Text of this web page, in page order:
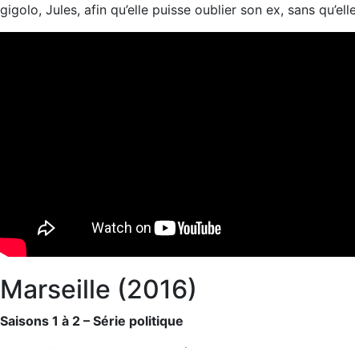
gigolo, Jules, afin qu’elle puisse oublier son ex, sans
Marseille (2016)
Saisons 1 à 2 – Série politique